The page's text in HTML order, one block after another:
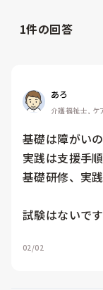
1件の回答
あろ
介護福祉士, ケ
基礎は障がい
実践は支援手
基礎研修、実
試験はないです
02/02